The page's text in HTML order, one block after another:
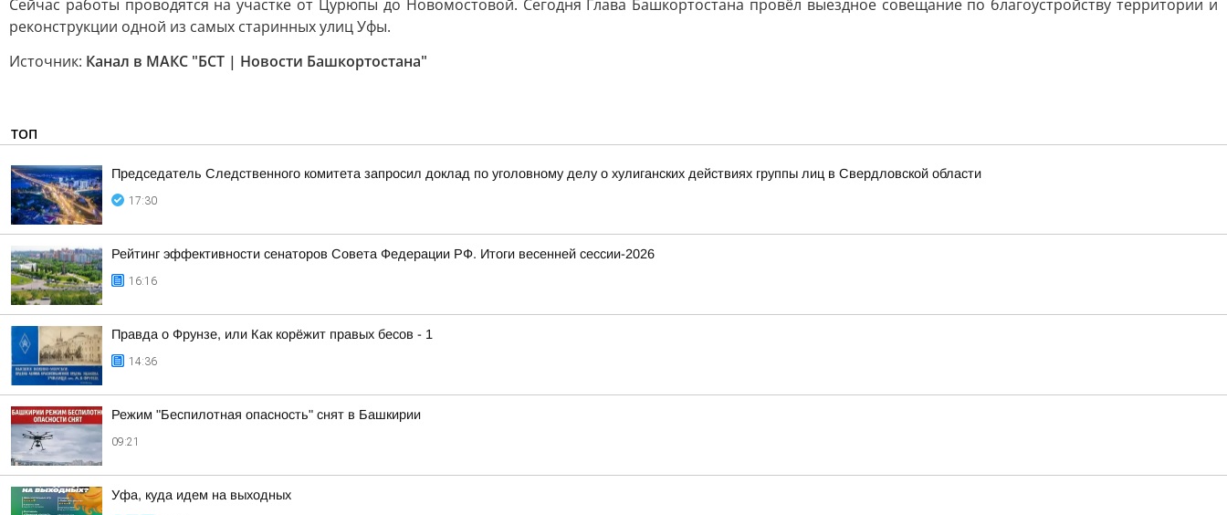
Сейчас работы проводятся на участке от Цурюпы до Новомостовой. Сегодня Глава Башкортостана провёл выездное совещание по благоустройству территории и
реконструкции одной из самых старинных улиц Уфы.
Источник: Канал в МАКС "БСТ | Новости Башкортостана"
ТОП
Председатель Следственного комитета запросил доклад по уголовному делу о хулиганских действиях группы лиц в Свердловской области
17:30
Рейтинг эффективности сенаторов Совета Федерации РФ. Итоги весенней сессии-2026
16:16
Правда о Фрунзе, или Как корёжит правых бесов - 1
14:36
Режим "Беспилотная опасность" снят в Башкирии
09:21
Уфа, куда идем на выходных